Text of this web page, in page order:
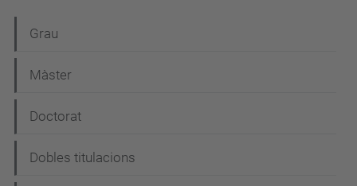
a
v
g
a
Grau
Màster
Doctorat
Dobles titulacions